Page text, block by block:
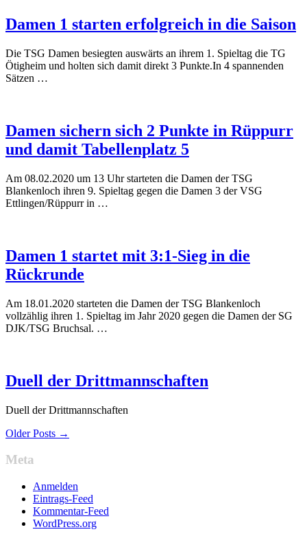
Damen 1 starten erfolgreich in die Saison
Die TSG Damen besiegten auswärts an ihrem 1. Spieltag die TG
Ötigheim und holten sich damit direkt 3 Punkte.In 4 spannenden
Sätzen …
Damen sichern sich 2 Punkte in Rüppurr
und damit Tabellenplatz 5
Am 08.02.2020 um 13 Uhr starteten die Damen der TSG
Blankenloch ihren 9. Spieltag gegen die Damen 3 der VSG
Ettlingen/Rüppurr in …
Damen 1 startet mit 3:1-Sieg in die
Rückrunde
Am 18.01.2020 starteten die Damen der TSG Blankenloch
vollzählig ihren 1. Spieltag im Jahr 2020 gegen die Damen der SG
DJK/TSG Bruchsal. …
Duell der Drittmannschaften
Duell der Drittmannschaften
Older Posts →
Meta
Anmelden
Eintrags-Feed
Kommentar-Feed
WordPress.org